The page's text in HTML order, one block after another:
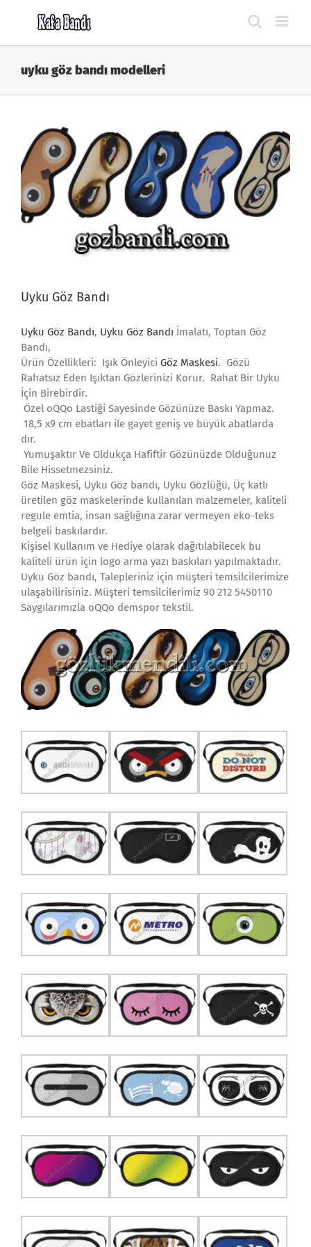
uyku göz bandı modelleri
Uyku Göz Bandı
Uyku Göz Bandı, Uyku Göz Bandı İmalatı, Toptan Göz
Bandı,
Ürün Özellikleri: Işık Önleyici Göz Maskesi. Gözü
Rahatsız Eden Işıktan Gözlerinizi Korur. Rahat Bir Uyku
İçin Birebirdir.
Özel oQQo Lastiği Sayesinde Gözünüze Baskı Yapmaz.
18,5 x9 cm ebatları ile gayet geniş ve büyük abatlarda
dır.
Yumuşaktır Ve Oldukça Hafiftir Gözünüzde Olduğunuz
Bile Hissetmezsiniz.
Göz Maskesi, Uyku Göz bandı, Uyku Gözlüğü, Üç katlı
üretilen göz maskelerinde kullanılan malzemeler, kaliteli
regule emtia, insan sağlığına zarar vermeyen eko-teks
belgeli baskılardır.
Kişisel Kullanım ve Hediye olarak dağıtılabilecek bu
kaliteli ürün için logo arma yazı baskıları yapılmaktadır.
Uyku Göz bandı, Talepleriniz için müşteri temsilcilerimize
ulaşabilirisiniz. Müşteri temsilcilerimiz 90 212 5450110
Saygılarımızla oQQo demspor tekstil.